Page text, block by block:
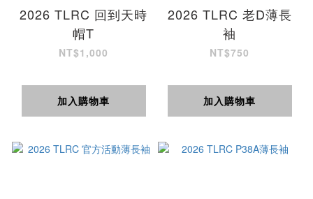
2026 TLRC 回到天時
帽T
NT$1,000
加入購物車
2026 TLRC 老D薄長
袖
NT$750
加入購物車